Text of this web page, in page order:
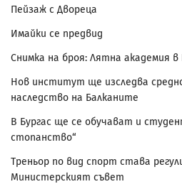
Пейзаж с Двореца
Имайки се предвид
Снимка на броя: Лятна академия в
Нов институт ще изследва
наследство на Балканите
В Бургас ще се обучават и
стопанство“
Треньор по вид спорт става
Министерският съвет